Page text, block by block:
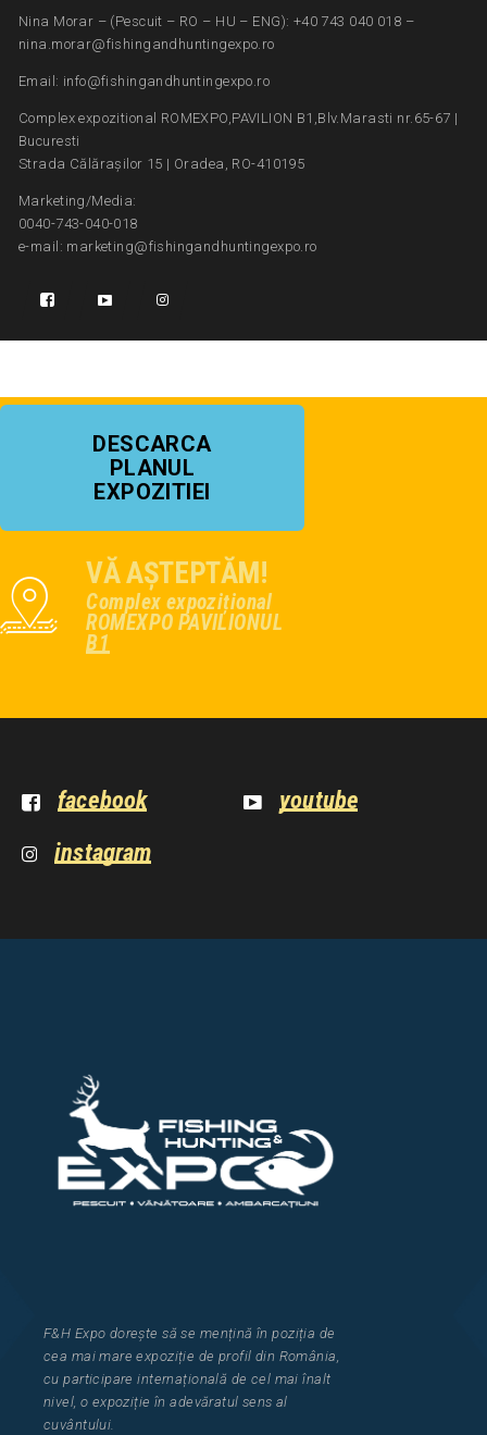
Nina Morar – (Pescuit – RO – HU – ENG): +40 743 040 018 –
nina.morar@fishingandhuntingexpo.ro
Email: info@fishingandhuntingexpo.ro
Complex expozitional ROMEXPO,PAVILION B1,Blv.Marasti nr.65-67 |
Bucuresti
Strada Călărașilor 15 | Oradea, RO-410195
Marketing/Media:
0040-743-040-018
e-mail: marketing@fishingandhuntingexpo.ro
DESCARCA
PLANUL
EXPOZITIEI
VĂ AȘTEPTĂM!
Complex expozițional
ROMEXPO PAVILIONUL
B1
facebook
youtube
instagram
F&H Expo dorește să se mențină în poziția de
cea mai mare expoziție de profil din România,
cu participare internațională de cel maiînalt
nivel, o expoziție în adevăratul sens al
cuvântului.